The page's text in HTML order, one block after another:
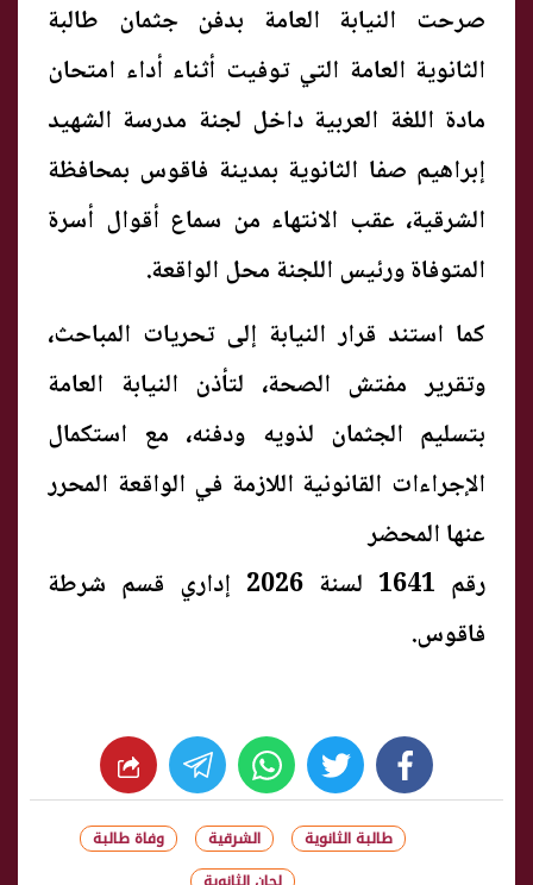
صرحت النيابة العامة بدفن جثمان طالبة
الثانوية العامة التي توفيت أثناء أداء امتحان
مادة اللغة العربية داخل لجنة مدرسة الشهيد
إبراهيم صفا الثانوية بمدينة فاقوس بمحافظة
الشرقية، عقب الانتهاء من سماع أقوال أسرة
المتوفاة ورئيس اللجنة محل الواقعة.
كما استند قرار النيابة إلى تحريات المباحث،
وتقرير مفتش الصحة، لتأذن النيابة العامة
بتسليم الجثمان لذويه ودفنه، مع استكمال
الإجراءات القانونية اللازمة في الواقعة المحرر
عنها المحضر
رقم 1641 لسنة 2026 إداري قسم شرطة
فاقوس.
facebook
twitter
whats
طالبة الثانوية الشرقية
وفاة طالبة